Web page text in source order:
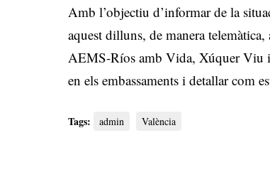
Amb l’objectiu d’informar de la
aquest dilluns, de manera
AEMS-Ríos amb Vida, Xúquer Viu
en els embassaments i detallar com
Tags: admin València